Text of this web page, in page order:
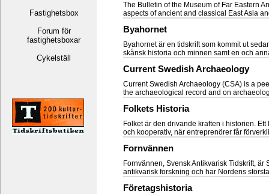
The Bulletin of the Museum of Far Eastern
aspects of ancient and classical East Asia
Byahornet
Byahornet är en tidskrift som kommit ut
skånsk historia och minnen samt en och
Current Swedish Archaeology
Current Swedish Archaeology (CSA) is a
the archaeological record and on
Folkets Historia
Folket är den drivande kraften i historien.
och kooperativ, när entreprenörer får
Fornvännen
Fornvännen, Svensk Antikvarisk Tidskrift,
antikvarisk forskning och har Nordens
Företagshistoria
Fastighetsbox
Forum för
fastighetsboxar
Cykelställ